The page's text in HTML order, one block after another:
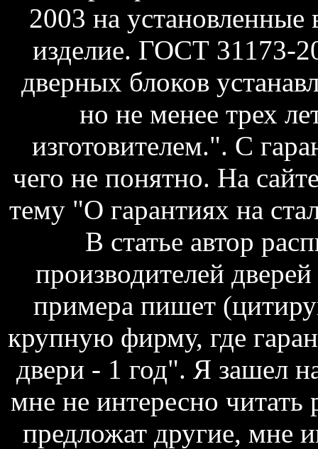
2003 на
изделие. ГОСТ 31173-
дверных блоков
но не менее трех
изготовителем.". С
чего не понятно. На
тему "О гарантиях на
В статье автор
производителей
примера пишет
крупную фирму, где
двери - 1 год". Я зашел
мне не интересно читать
предложат другие, мне